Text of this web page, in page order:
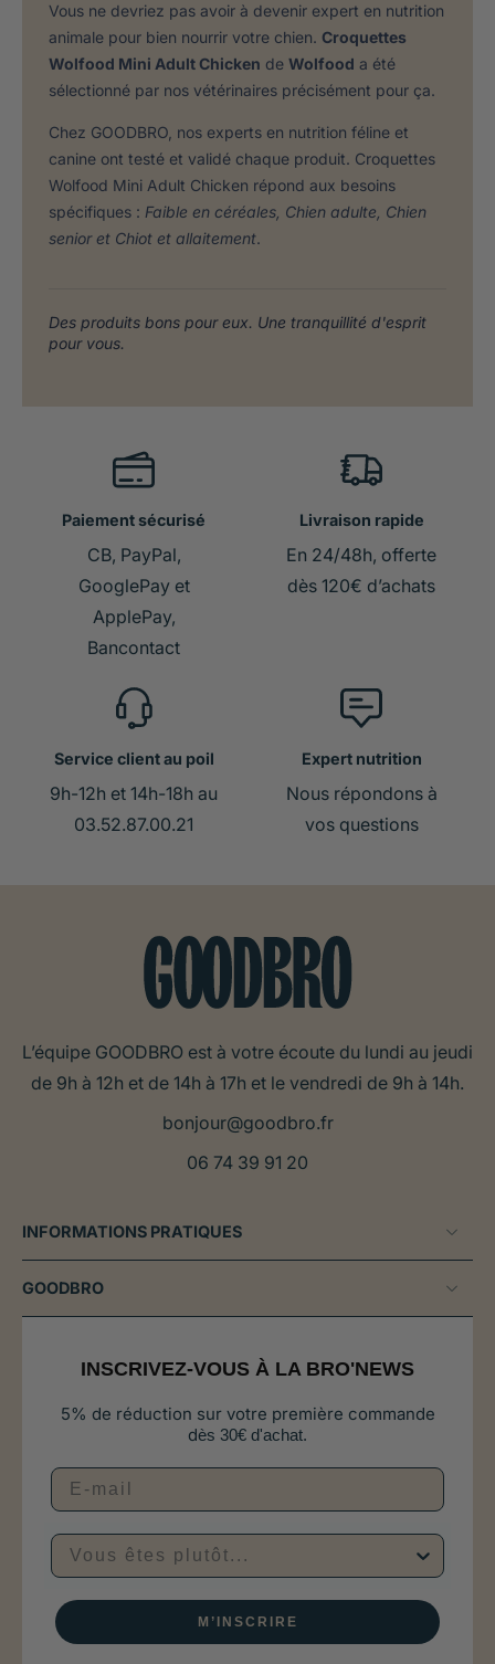
Vous ne devriez pas avoir à devenir expert en nutrition
animale pour bien nourrir votre chien. Croquettes
Wolfood Mini Adult Chicken de Wolfood a été
sélectionné par nos vétérinaires précisément pour ça.
Chez GOODBRO, nos experts en nutrition féline et
canine ont testé et validé chaque produit. Croquettes
Wolfood Mini Adult Chicken répond aux besoins
spécifiques : Faible en céréales, Chien adulte, Chien
senior et Chiot et allaitement.
Des produits bons pour eux. Une tranquillité d'esprit
pour vous.
Paiement sécurisé
CB, PayPal,
GooglePay et
ApplePay,
Bancontact
Livraison rapide
En 24/48h, offerte
dès 120€ d’achats
Service client au poil
9h-12h et 14h-18h au
03.52.87.00.21
Expert nutrition
Nous répondons à
vos questions
L’équipe GOODBRO est à votre écoute du lundi au jeudi
de 9h à 12h et de 14h à 17h et le vendredi de 9h à 14h.
bonjour@goodbro.fr
06 74 39 91 20
INFORMATIONS PRATIQUES
GOODBRO
INSCRIVEZ-VOUS À LA BRO'NEWS
5% de réduction sur votre première commande
dès 30€ d'achat.
Vous êtes plutôt...
M’INSCRIRE